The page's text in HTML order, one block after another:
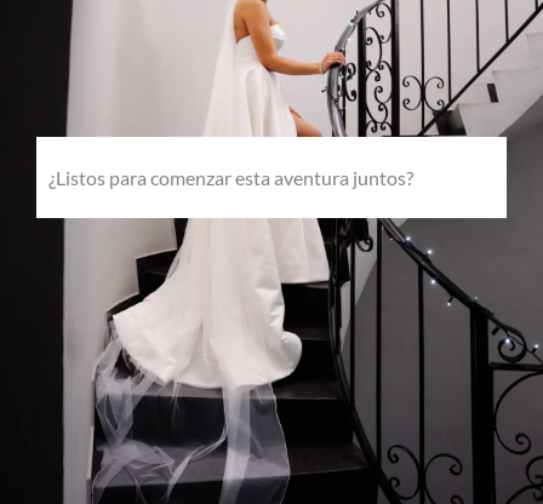
¿Listos para comenzar esta aventura juntos?